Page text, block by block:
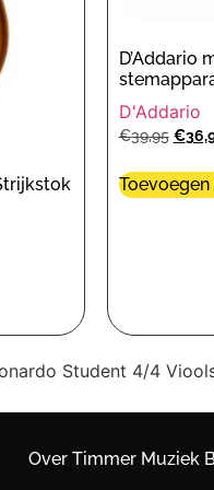
D’Addario
D'Addario
€39,95 €
Student 4/4
Over Timmer Muziek